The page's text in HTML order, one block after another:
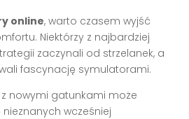
online, warto czasem wyjść
Niektórzy z najbardziej
zaczynali od strzelanek, a
fascynację symulatorami.
nowymi gatunkami może
wcześniej